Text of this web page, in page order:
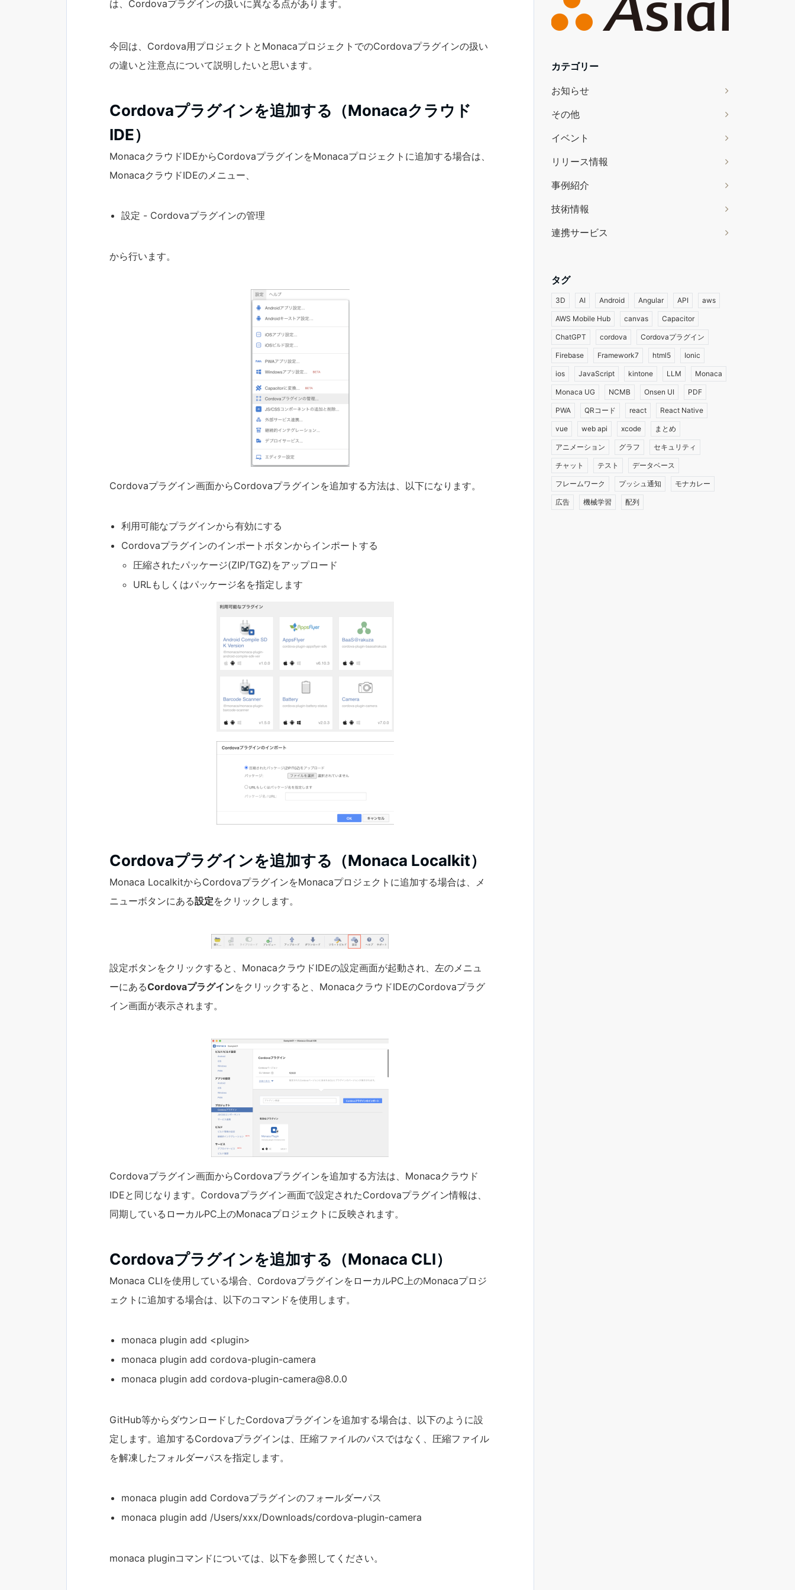
は、Cordovaプラグインの扱いに異なる点があります。
今回は、Cordova用プロジェクトとMonacaプロジェクトでのCordovaプラグインの扱い
の違いと注意点について説明したいと思います。
Cordovaプラグインを追加する（Monacaクラウド
IDE）
MonacaクラウドIDEからCordovaプラグインをMonacaプロジェクトに追加する場合は、
MonacaクラウドIDEのメニュー、
設定 - Cordovaプラグインの管理
から行います。
Cordovaプラグイン画面からCordovaプラグインを追加する方法は、以下になります。
利用可能なプラグインから有効にする
Cordovaプラグインのインポートボタンからインポートする
圧縮されたパッケージ(ZIP/TGZ)をアップロード
URLもしくはパッケージ名を指定します
Cordovaプラグインを追加する（Monaca Localkit）
Monaca LocalkitからCordovaプラグインをMonacaプロジェクトに追加する場合は、メ
ニューボタンにある設定をクリックします。
設定ボタンをクリックすると、MonacaクラウドIDEの設定画面が起動され、左のメニュ
ーにあるCordovaプラグインをクリックすると、MonacaクラウドIDEのCordovaプラグ
イン画面が表示されます。
Cordovaプラグイン画面からCordovaプラグインを追加する方法は、Monacaクラウド
IDEと同じなります。Cordovaプラグイン画面で設定されたCordovaプラグイン情報は、
同期しているローカルPC上のMonacaプロジェクトに反映されます。
Cordovaプラグインを追加する（Monaca CLI）
Monaca CLIを使用している場合、CordovaプラグインをローカルPC上のMonacaプロジ
ェクトに追加する場合は、以下のコマンドを使用します。
monaca plugin add <plugin>
monaca plugin add cordova-plugin-camera
monaca plugin add cordova-plugin-camera@8.0.0
GitHub等からダウンロードしたCordovaプラグインを追加する場合は、以下のように設
定します。追加するCordovaプラグインは、圧縮ファイルのパスではなく、圧縮ファイル
を解凍したフォルダーパスを指定します。
monaca plugin add Cordovaプラグインのフォールダーパス
monaca plugin add /Users/xxx/Downloads/cordova-plugin-camera
monaca pluginコマンドについては、以下を参照してください。
カテゴリー
お知らせ
その他
イベント
リリース情報
事例紹介
技術情報
連携サービス
タグ
3D AI Android Angular API aws
AWS Mobile Hub canvas Capacitor
ChatGPT cordova Cordovaプラグイン
Firebase Framework7 html5 Ionic
ios JavaScript kintone LLM Monaca
Monaca UG NCMB Onsen UI PDF
PWA QRコード react React Native
vue web api xcode まとめ
アニメーション グラフ セキュリティ
チャット テスト データベース
フレームワーク プッシュ通知 モナカレー
広告 機械学習 配列